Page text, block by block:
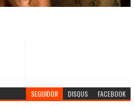
SEGUIDOR DISQUS FACEBOOK